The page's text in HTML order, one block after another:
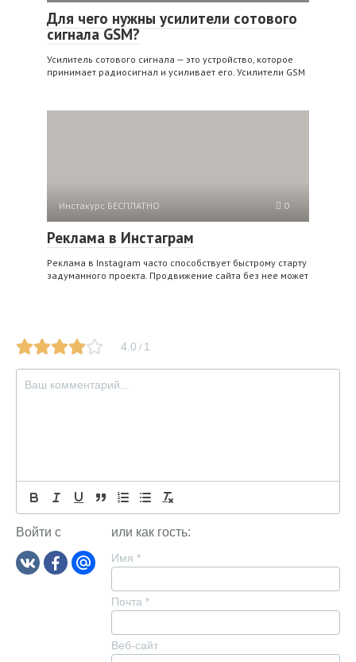
Для чего нужны усилители сотового
сигнала GSM?
Усилитель сотового сигнала — это устройство, которое
принимает радиосигнал и усиливает его. Усилители GSM
Инстакурс БЕСПЛАТНО 0
Реклама в Инстаграм
Реклама в Instagram часто способствует быстрому старту
задуманного проекта. Продвижение сайта без нее может
4.0 / 1
Войти с или как гость:
Имя *
Почта *
Веб-сайт